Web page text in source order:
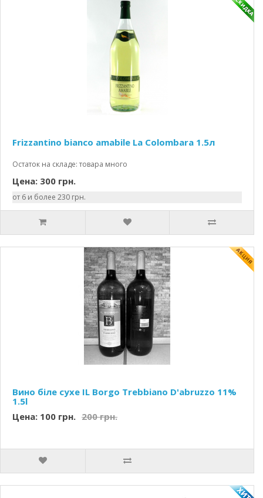
Frizzantino bianco amabile La Colombara 1.5л
Остаток на складе: товара много
Цена: 300 грн.
от 6 и более 230 грн.
Вино біле сухе IL Borgo Trebbiano D'abruzzo 11%
1.5l
Цена: 100 грн. 200 грн.